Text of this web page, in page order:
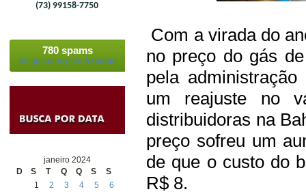
(73) 99158-7750
780 spams
bloqueados pelo Akismet
janeiro 2024
D
S T Q Q S
S
1
2 3 4 5
6
Com a virada do
no preço do gás
pela
um reajuste no
distribuidoras na
preço sofreu um
de que o custo do
R$ 8.